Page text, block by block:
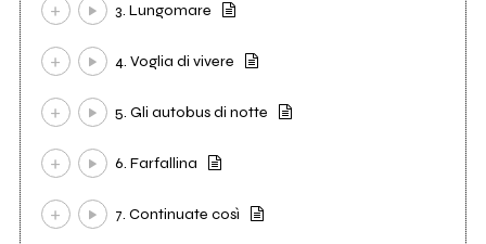
3. Lungomare
4. Voglia di vivere
5. Gli autobus di notte
6. Farfallina
7. Continuate così